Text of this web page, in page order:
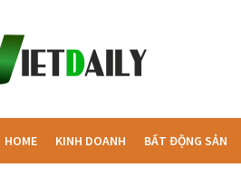
HOME KINH DOANH BẤT ĐỘNG SẢN